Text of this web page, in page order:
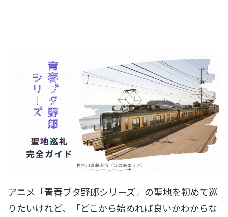
アニメ「青春ブタ野郎シリーズ」の聖地を初めて巡
りたいけれど、「どこから始めれば良いかわからな